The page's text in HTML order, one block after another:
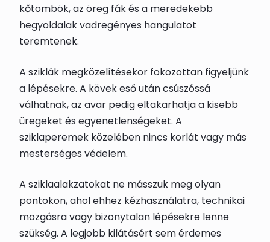
kőtömbök, az öreg fák és a meredekebb
hegyoldalak vadregényes hangulatot
teremtenek.
A sziklák megközelítésekor fokozottan figyeljünk
a lépésekre. A kövek eső után csúszóssá
válhatnak, az avar pedig eltakarhatja a kisebb
üregeket és egyenetlenségeket. A
sziklaperemek közelében nincs korlát vagy más
mesterséges védelem.
A sziklaalakzatokat ne másszuk meg olyan
pontokon, ahol ehhez kézhasználatra, technikai
mozgásra vagy bizonytalan lépésekre lenne
szükség. A legjobb kilátásért sem érdemes